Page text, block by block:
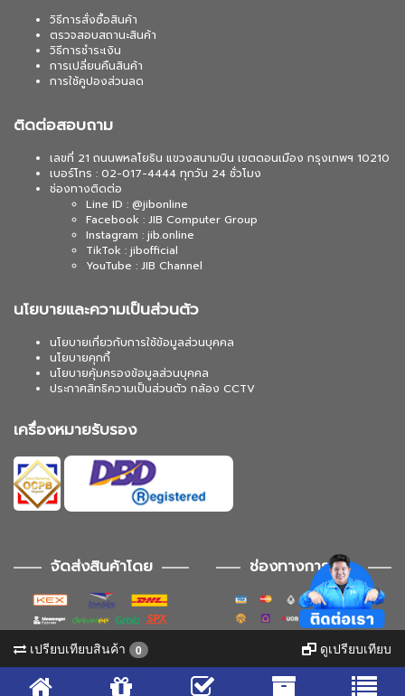
วิธีการสั่งซื้อสินค้า
ตรวจสอบสถานะสินค้า
วิธีการชำระเงิน
การเปลี่ยนคืนสินค้า
การใช้คูปองส่วนลด
ติดต่อสอบถาม
เลขที่ 21 ถนนพหลโยธิน แขวงสนามบิน เขตดอนเมือง กรุงเทพฯ 10210
เบอร์โทร : 02-017-4444 ทุกวัน 24 ชั่วโมง
ช่องทางติดต่อ
Line ID : @jibonline
Facebook : JIB Computer Group
Instagram : jib.online
TikTok : jibofficial
YouTube : JIB Channel
นโยบายและความเป็นส่วนตัว
นโยบายเกี่ยวกับการใช้ข้อมูลส่วนบุคคล
นโยบายคุกกี้
นโยบายคุ้มครองข้อมูลส่วนบุคคล
ประกาศสิทธิความเป็นส่วนตัว กล้อง CCTV
เครื่องหมายรับรอง
จัดส่งสินค้าโดย ช่องทางการชำระ
ช่องทางการติดตาม
เปรียบเทียบสินค้า 0 ดูเปรียบเทียบ